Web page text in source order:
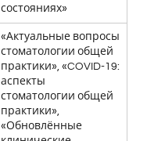
состояниях»
«Актуальные вопросы
стоматологии общей
практики», «COVID-19:
аспекты
стоматологии общей
практики»,
«Обновлённые